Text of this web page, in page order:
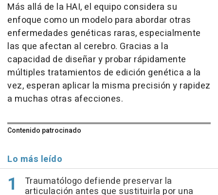
Más allá de la HAI, el equipo considera su
enfoque como un modelo para abordar otras
enfermedades genéticas raras, especialmente
las que afectan al cerebro. Gracias a la
capacidad de diseñar y probar rápidamente
múltiples tratamientos de edición genética a la
vez, esperan aplicar la misma precisión y rapidez
a muchas otras afecciones.
Contenido patrocinado
Lo más leído
Traumatólogo defiende preservar la
articulación antes que sustituirla por una